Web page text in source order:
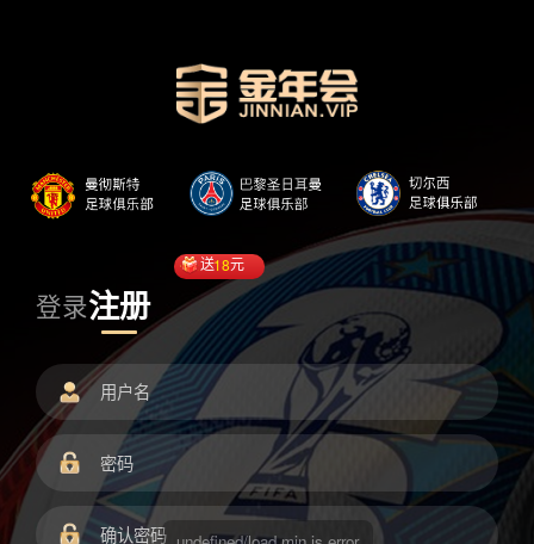
登录注册
送18元